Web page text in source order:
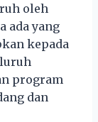
oleh
ada yang
kepada
program
dan